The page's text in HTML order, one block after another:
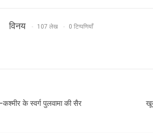
विनय 107 लेख 0 टिप्पणियाँ
के स्वर्ग पुलवामा की सैर